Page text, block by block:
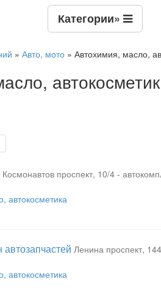
Категории»
» Авто, мото » Автохимия, масло,
Космонавтов проспект, 10/4 -
автокосметика
автозапчастей Ленина проспект,
автокосметика